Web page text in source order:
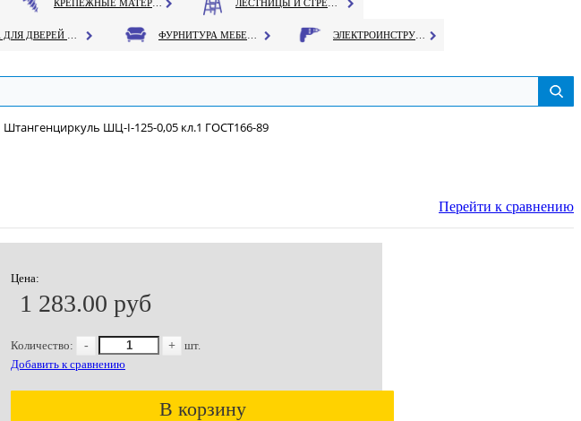
Штангенциркуль ШЦ-I-125-0,05 кл.1 ГОСТ166-89
Перейти к сравнению
Цена:
1 283.00 руб
Количество: - +
шт.
Добавить к сравнению
В корзину